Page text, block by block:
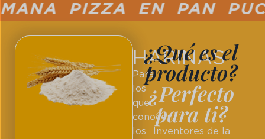
PIZZA EN PAN
HARINAS
Para
los
que
conocen
los
¿Qué es el
producto?
¿Perfecto
para ti?
Inventores de la